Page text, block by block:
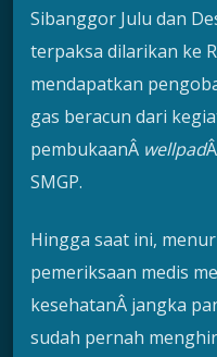
Sibanggor Julu dan
terpaksa dilarikan ke
mendapatkan
gas beracun dari
pembukaanÂ wellpad
SMGP.
Hingga saat ini,
pemeriksaan medis
kesehatanÂ jangka
sudah pernah